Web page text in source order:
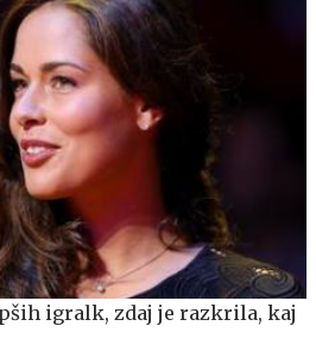
igralk, zdaj je razkrila, kaj